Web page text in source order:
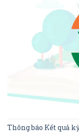
Thông báo Kết quả